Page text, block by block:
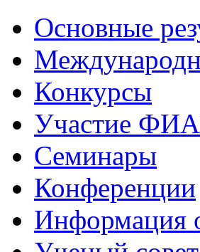
Основные
Конкурсы
Участие
Семинары
Конференции
Информация